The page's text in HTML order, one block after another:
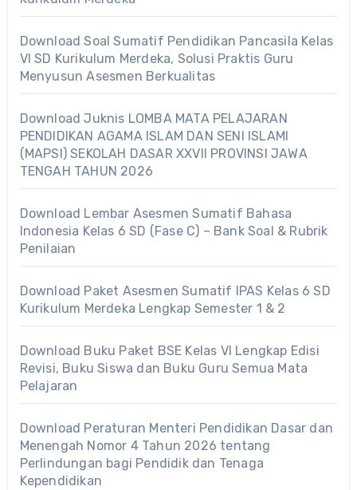
Download Soal Sumatif Pendidikan Pancasila Kelas
VI SD Kurikulum Merdeka, Solusi Praktis Guru
Menyusun Asesmen Berkualitas
Download Juknis LOMBA MATA PELAJARAN
PENDIDIKAN AGAMA ISLAM DAN SENI ISLAMI
(MAPSI) SEKOLAH DASAR XXVII PROVINSI JAWA
TENGAH TAHUN 2026
Download Lembar Asesmen Sumatif Bahasa
Indonesia Kelas 6 SD (Fase C) – Bank Soal & Rubrik
Penilaian
Download Paket Asesmen Sumatif IPAS Kelas 6 SD
Kurikulum Merdeka Lengkap Semester 1 & 2
Download Buku Paket BSE Kelas VI Lengkap Edisi
Revisi, Buku Siswa dan Buku Guru Semua Mata
Pelajaran
Download Peraturan Menteri Pendidikan Dasar dan
Menengah Nomor 4 Tahun 2026 tentang
Perlindungan bagi Pendidik dan Tenaga
Kependidikan